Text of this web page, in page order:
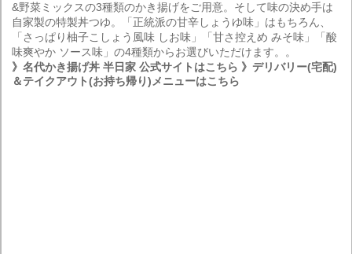
&野菜ミックスの3種類のかき揚げをご用意。そして味の決め手は
自家製の特製丼つゆ。「正統派の甘辛しょうゆ味」はもちろん、
「さっぱり柚子こしょう風味 しお味」「甘さ控えめ みそ味」「酸
味爽やか ソース味」の4種類からお選びいただけます。。
》名代かき揚げ丼 半日家 公式サイトはこちら 》デリバリー(宅配)
＆テイクアウト(お持ち帰り)メニューはこちら